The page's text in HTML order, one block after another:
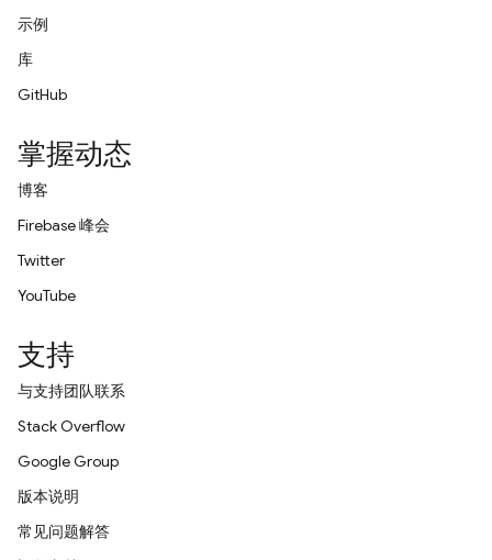
示例
库
GitHub
掌握动态
博客
Firebase 峰会
Twitter
YouTube
支持
与支持团队联系
Stack Overflow
Google Group
版本说明
常见问题解答